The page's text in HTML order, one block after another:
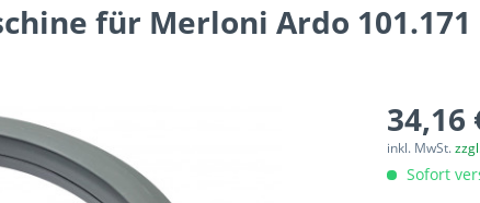
für Merloni Ardo 101.171
34,16
inkl. MwSt.
Sofort